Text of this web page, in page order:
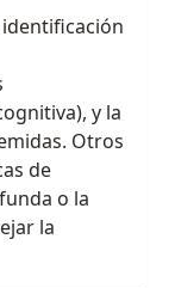
identificación
y la
Otros
de
o la
la